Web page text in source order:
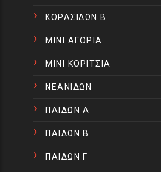
ΚΟΡΑΣΙΔΩΝ Β
ΜΙΝΙ ΑΓΟΡΙΑ
ΜΙΝΙ ΚΟΡΙΤΣΙΑ
ΝΕΑΝΙΔΩΝ
ΠΑΙΔΩΝ Α
ΠΑΙΔΩΝ Β
ΠΑΙΔΩΝ Γ